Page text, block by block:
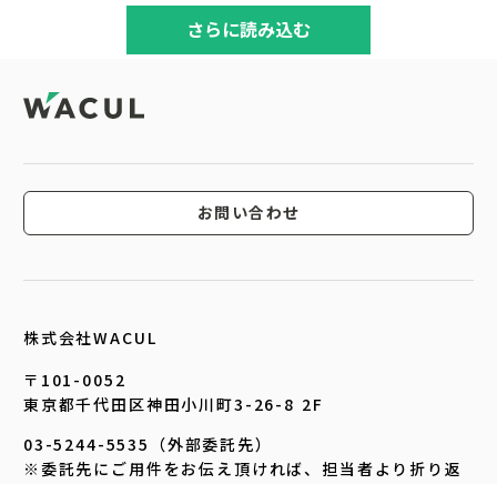
さらに読み込む
お問い合わせ
株式会社WACUL
〒101-0052
東京都千代田区神田小川町3-26-8 2F
03-5244-5535（外部委託先）
※委託先にご用件をお伝え頂ければ、担当者より折り返